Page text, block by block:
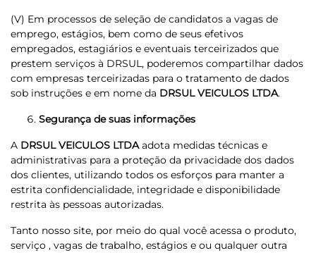
(V) Em processos de seleção de candidatos a vagas de
emprego, estágios, bem como de seus efetivos
empregados, estagiários e eventuais terceirizados que
prestem serviços à DRSUL, poderemos compartilhar dados
com empresas terceirizadas para o tratamento de dados
sob instruções e em nome da DRSUL VEICULOS LTDA.
Segurança de suas informações
A DRSUL VEICULOS LTDAadota medidas técnicas e
administrativas para a proteção da privacidade dos dados
dos clientes, utilizando todos os esforços para manter a
estrita confidencialidade, integridade e disponibilidade
restrita às pessoas autorizadas.
Tanto nosso site, por meio do qual você acessa o produto,
serviço , vagas de trabalho, estágios e ou qualquer outra